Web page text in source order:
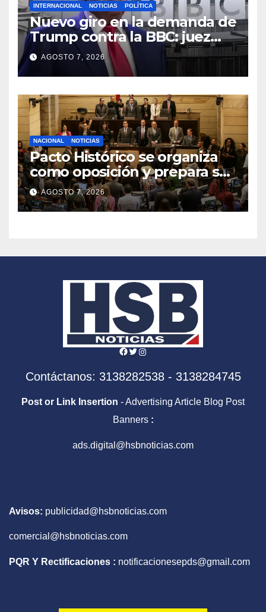
INTERNACIONAL NOTICIAS POLÍTICA
Nuevo giro en la demanda de
Trump contra la BBC: juez
congela entrega de registros
financieros
AGOSTO 7, 2026
NACIONAL NOTICIAS
Pacto Histórico se organiza
como oposición y prepara su
agenda frente al Gobierno
de Abelardo de la Espriella
AGOSTO 7, 2026
Facebook
Twitter
Instagram
Contáctanos: 3138282538 - 3138284745
Post or Link Insertion - Advertising Article Blog Post
Banners :
ads.digital@hsbnoticias.com
Avisos: publicidad@hsbnoticias.com
comercial@hsbnoticias.com
PQR Y Rectificaciones : notificacionesepds@gmail.com